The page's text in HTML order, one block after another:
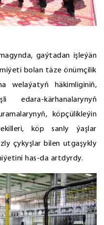
gaýtadan işleýän
bolan täze önümçilik
welaýatyň häkimliginiň,
edara-kärhanalarynyň
köpçülikleýin
köp sanly ýaşlar
çykyşlar bilen utgaşykly
has-da artdyrdy.